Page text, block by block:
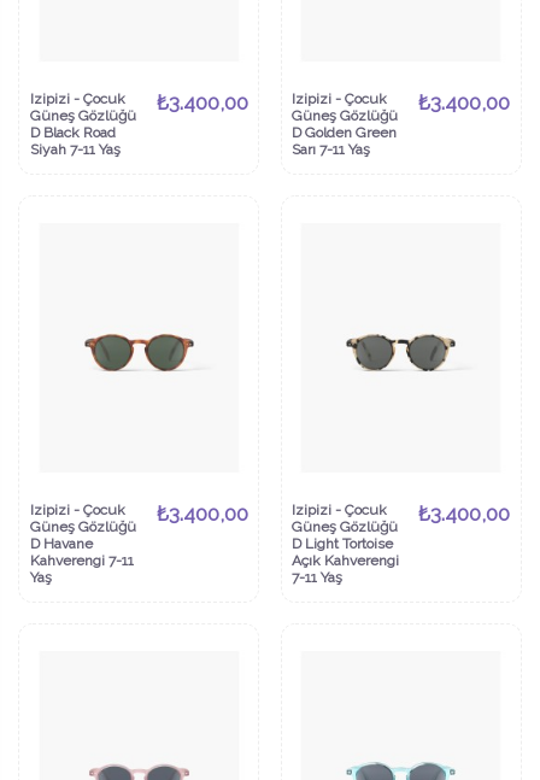
Izipizi - Çocuk
Güneş Gözlüğü
D Black Road
Siyah 7-11 Yaş
₺3.400,00
Izipizi - Çocuk
Güneş Gözlüğü
D Golden Green
Sarı 7-11 Yaş
₺3.400,00
Izipizi - Çocuk
Güneş Gözlüğü
D Havane
Kahverengi 7-11
Yaş
₺3.400,00
Izipizi - Çocuk
Güneş Gözlüğü
D Light Tortoise
Açık Kahverengi
7-11 Yaş
₺3.400,00